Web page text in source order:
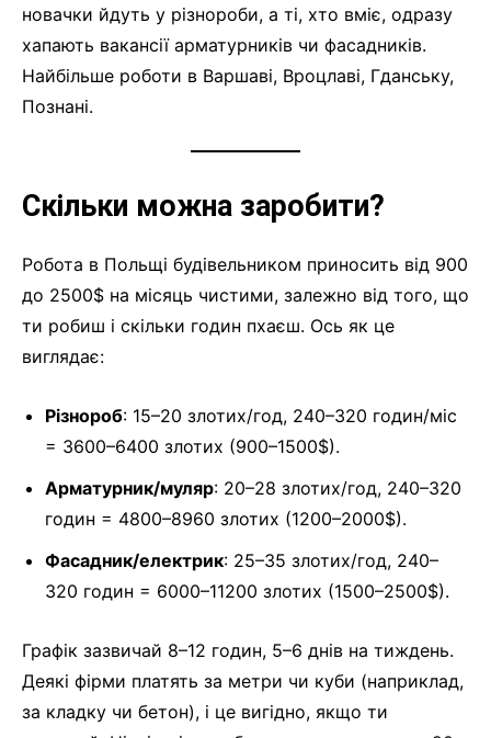
новачки йдуть у різнороби, а ті, хто вміє, одразу
хапають вакансії арматурників чи фасадників.
Найбільше роботи в Варшаві, Вроцлаві, Гданську,
Познані.
Скільки можна заробити?
Робота в Польщі будівельником приносить від 900
до 2500$ на місяць чистими, залежно від того, що
ти робиш і скільки годин пхаєш. Ось як це
виглядає:
Різнороб: 15–20 злотих/год, 240–320 годин/міс
= 3600–6400 злотих (900–1500$).
Арматурник/муляр: 20–28 злотих/год, 240–320
годин = 4800–8960 злотих (1200–2000$).
Фасадник/електрик: 25–35 злотих/год, 240–
320 годин = 6000–11200 злотих (1500–2500$).
Графік зазвичай 8–12 годин, 5–6 днів на тиждень.
Деякі фірми платять за метри чи куби (наприклад,
за кладку чи бетон), і це вигідно, якщо ти